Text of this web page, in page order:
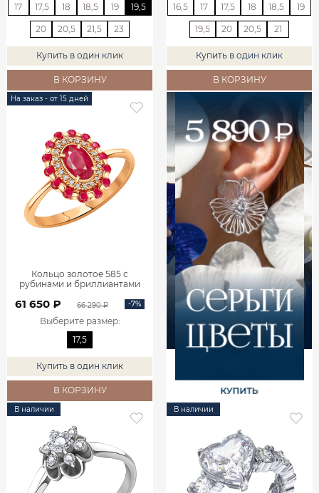
17
17,5 18 18,5 19 19,5
20 20,5 21,5 23
Купить в один клик
В КОРЗИНУ
16,5 17 17,5 18 18,5 19
19,5 20 20,5 21
Купить в один клик
В КОРЗИНУ
На заказ - от 15 дней
Кольцо золотое 585 с
рубинами и бриллиантами
61 650 ₽ 66 290 ₽ -7%
Выберите размер:
17,5
Купить в один клик
В КОРЗИНУ
В наличии В наличии